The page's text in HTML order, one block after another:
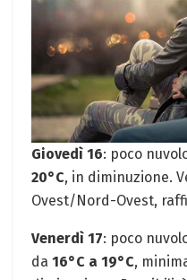
Giovedì 16: poco
20°C, in diminuzione.
Ovest/Nord-Ovest,
Venerdì 17: poco
da 16°C a 19°C,